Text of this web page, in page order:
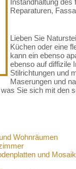
Reparaturen,
Lieben Sie
Küchen oder eine
kann ein ebenso
ebenso auf diffizile
Stilrichtungen und
Maserungen und
Sie sich mit den
Wohnräumen
und Mosaik